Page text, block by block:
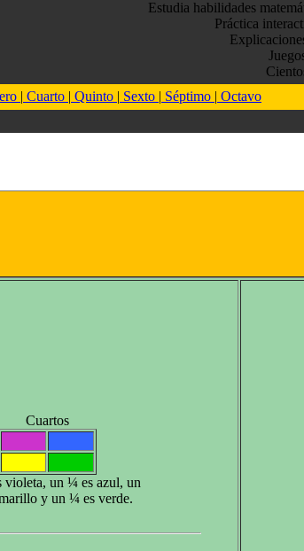
Estudia habilidades
Práctica
| Cuarto | Quinto | Sexto | Séptimo | Octavo
Cuartos
un ¼ es azul, un
y un ¼ es verde.